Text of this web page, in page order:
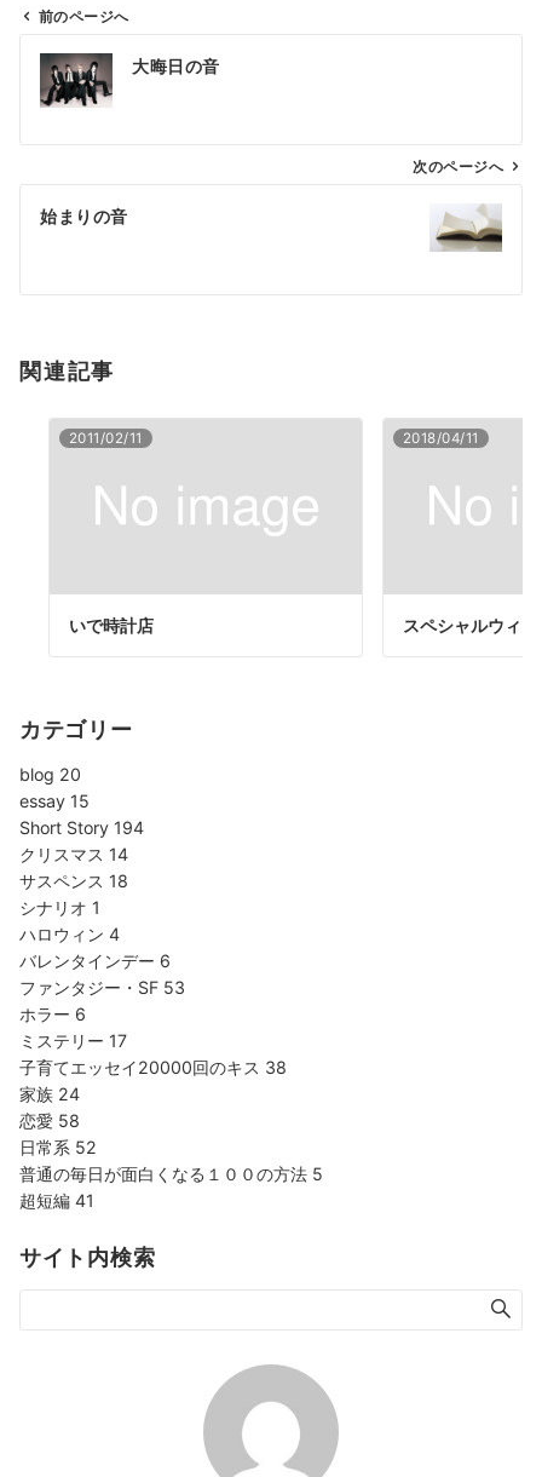
ン
前のページへ
大晦日の音
次のページへ
始まりの音
関連記事
2011/02/11
いで時計店
2018/04/11
スペシャルウィー
カテゴリー
blog 20
essay 15
Short Story 194
クリスマス 14
サスペンス 18
シナリオ 1
ハロウィン 4
バレンタインデー 6
ファンタジー・SF 53
ホラー 6
ミステリー 17
子育てエッセイ20000回のキス 38
家族 24
恋愛 58
日常系 52
普通の毎日が面白くなる１００の方法 5
超短編 41
サイト内検索